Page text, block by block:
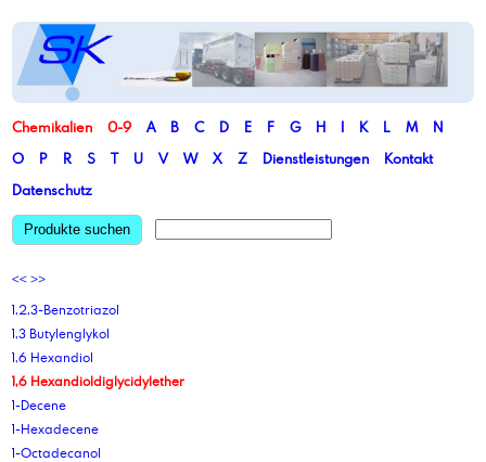
Chemikalien 0-9 A B C D E F G H I K L M
N
O
P R S T U V W X Z Dienstleistungen
Kontakt
Datenschutz
Produkte suchen
<< >>
1,2,3-Benzotriazol
1,3 Butylenglykol
1,6 Hexandiol
1,6 Hexandioldiglycidylether
1-Decene
1-Hexadecene
1-Octadecanol